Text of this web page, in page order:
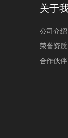
关于
公司介绍
荣誉资质
合作伙伴